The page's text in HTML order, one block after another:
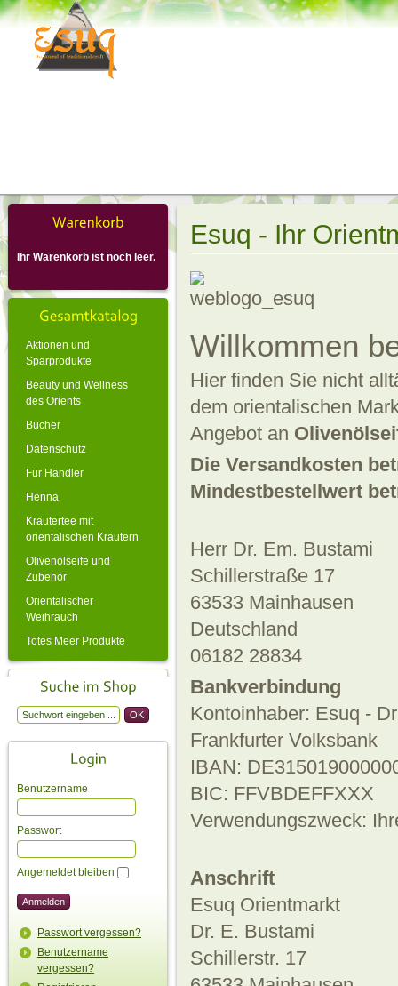
Ihr Warenkorb ist noch leer.
Aktionen und
Sparprodukte
Beauty und Wellness
des Orients
Bücher
Datenschutz
Für Händler
Henna
Kräutertee mit
orientalischen Kräutern
Olivenölseife und
Zubehör
Orientalischer
Weihrauch
Totes Meer Produkte
Benutzername
Passwort
Angemeldet bleiben
Passwort vergessen?
Benutzername
vergessen?
Esuq - Ihr
Willkommen
Hier finden Sie nicht
dem orientalischen
Angebot an
Die Versandkosten
Mindestbestellwert
Herr Dr. Em. Bustami
Schillerstraße 17
63533 Mainhausen
Deutschland
06182 28834
Bankverbindung
Kontoinhaber: Esuq -
Frankfurter Volksbank
IBAN:
BIC: FFVBDEFFXXX
Verwendungszweck:
Anschrift
Esuq Orientmarkt
Dr. E. Bustami
Schillerstr. 17